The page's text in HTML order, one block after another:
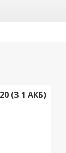
(З 1 АКБ)